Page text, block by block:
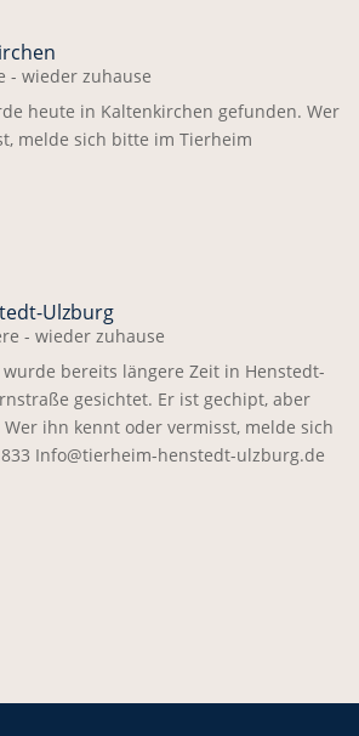
- wieder zuhause
heute in Kaltenkirchen gefunden. Wer
melde sich bitte im Tierheim
Ulzburg
- wieder zuhause
bereits längere Zeit in Henstedt-
gesichtet. Er ist gechipt, aber
ihn kennt oder vermisst, melde sich
Info@tierheim-henstedt-ulzburg.de